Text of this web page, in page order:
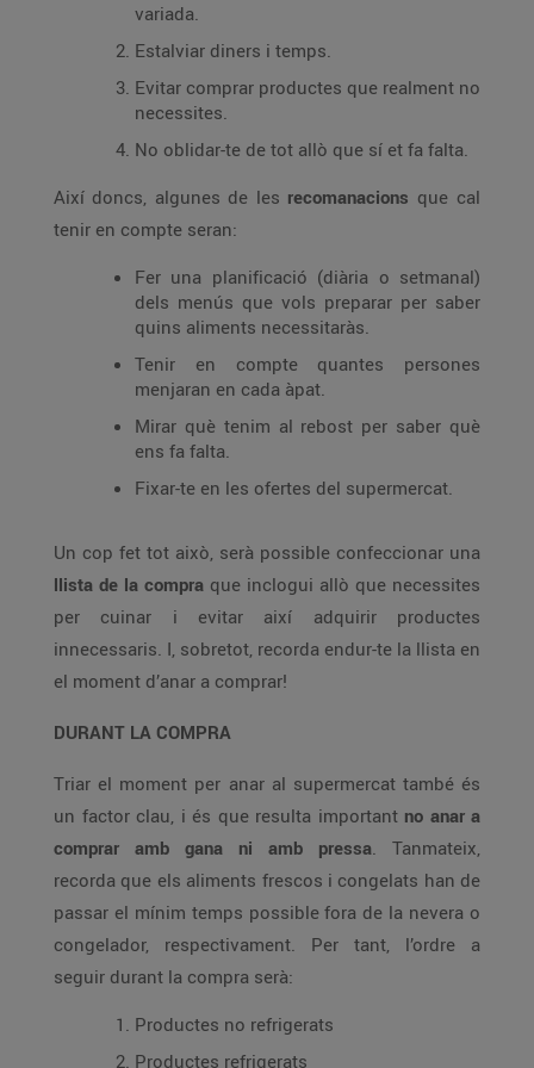
variada.
Estalviar diners i temps.
Evitar comprar productes que realment no
necessites.
No oblidar-te de tot allò que sí et fa falta.
Així doncs, algunes de les recomanacions que cal
tenir en compte seran:
Fer una planificació (diària o setmanal)
dels menús que vols preparar per saber
quins aliments necessitaràs.
Tenir en compte quantes persones
menjaran en cada àpat.
Mirar què tenim al rebost per saber què
ens fa falta.
Fixar-te en les ofertes del supermercat.
Un cop fet tot això, serà possible confeccionar una
llista de la compra que inclogui allò que necessites
per cuinar i evitar així adquirir productes
innecessaris. I, sobretot, recorda endur-te la llista en
el moment d’anar a comprar!
DURANT LA COMPRA
Triar el moment per anar al supermercat també és
un factor clau, i és que resulta important no anar a
comprar amb gana ni amb pressa. Tanmateix,
recorda que els aliments frescos i congelats han de
passar el mínim temps possible fora de la nevera o
congelador, respectivament. Per tant, l’ordre a
seguir durant la compra serà:
Productes no refrigerats
Productes refrigerats